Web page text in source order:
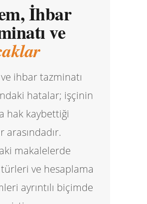
İhbar
ve
ve ihbar tazminatı
hatalar; işçinin
hak kaybettiği
arasındadır.
makalelerde
ve hesaplama
ayrıntılı biçimde